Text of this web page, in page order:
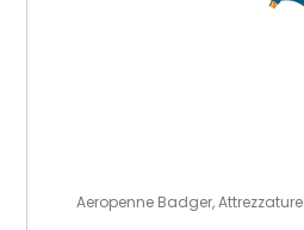
Aeropenne Badger, Attrezzature